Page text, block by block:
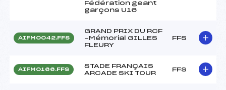
Fédération geant
garçons U16
AIFM0042.FFS
GRAND PRIX DU RCF
-Mémorial GILLES
FLEURY
FFS
AIFM0166.FFS
STADE FRANÇAIS
ARCADE SKI TOUR
FFS